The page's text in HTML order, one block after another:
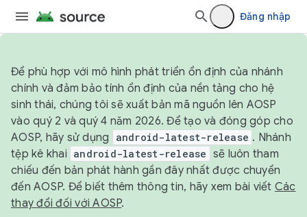
Đăng nhập
Để phù hợp với mô hình phát triển ổn định của nhánh
chính và đảm bảo tính ổn định của nền tảng cho hệ
sinh thái, chúng tôi sẽ xuất bản mã nguồn lên AOSP
vào quý 2 và quý 4 năm 2026. Để tạo và đóng góp cho
AOSP, hãy sử dụng
android-latest-release . Nhánh
tệp kê khai android-latest-release sẽ luôn tham
chiếu đến bản phát hành gần đây nhất được chuyển
đến AOSP. Để biết thêm thông tin, hãy xem bài viết Các
thay đổi đối với AOSP.